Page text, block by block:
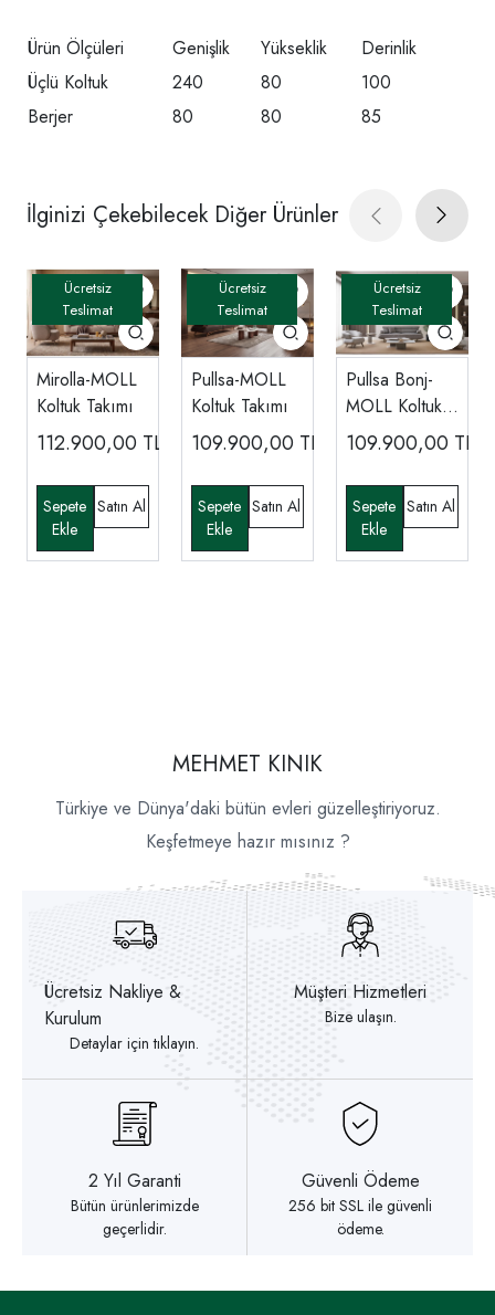
Ürün Ölçüleri Genişlik Yükseklik
Derinlik
Üçlü Koltuk
240 80
100
Berjer
80 80 85
İlginizi Çekebilecek Diğer Ürünler
Mirolla-MOLL
Koltuk Takımı
112.900,00 TL
Pullsa-MOLL
Koltuk Takımı
109.900,00 TL
Pullsa Bonj-
MOLL Koltuk
Takımı
109.900,00 TL
MEHMET KINIK
Türkiye ve Dünya'daki bütün evleri güzelleştiriyoruz.
Keşfetmeye hazır mısınız ?
Ücretsiz Nakliye &
Kurulum
Detaylar için tıklayın.
Müşteri Hizmetleri
Bize ulaşın.
2 Yıl Garanti
Bütün ürünlerimizde
geçerlidir.
Güvenli Ödeme
256 bit SSL ile güvenli
ödeme.